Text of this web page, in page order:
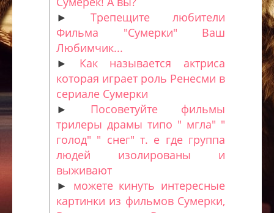
► Трепещите любители
Фильма "Сумерки" Ваш
Любимчик...
► Как называется актриса
которая играет роль Ренесми в
сериале Сумерки
► Посоветуйте фильмы
трилеры драмы типо " мгла" "
голод" " снег" т. е где группа
людей изолированы и
выживают
► можете кинуть интересные
картинки из фильмов Сумерки,